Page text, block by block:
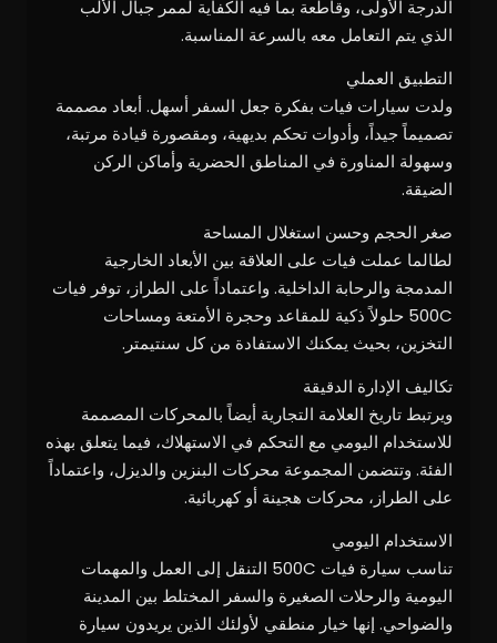
الدرجة الأولى، وقاطعة بما فيه الكفاية لممر جبال الألب
الذي يتم التعامل معه بالسرعة المناسبة.
التطبيق العملي
ولدت سيارات فيات بفكرة جعل السفر أسهل. أبعاد مصممة
تصميماً جيداً، وأدوات تحكم بديهية، ومقصورة قيادة مرتبة،
وسهولة المناورة في المناطق الحضرية وأماكن الركن
الضيقة.
صغر الحجم وحسن استغلال المساحة
لطالما عملت فيات على العلاقة بين الأبعاد الخارجية
المدمجة والرحابة الداخلية. واعتماداً على الطراز، توفر فيات
500C حلولاً ذكية للمقاعد وحجرة الأمتعة ومساحات
التخزين، بحيث يمكنك الاستفادة من كل سنتيمتر.
تكاليف الإدارة الدقيقة
ويرتبط تاريخ العلامة التجارية أيضاً بالمحركات المصممة
للاستخدام اليومي مع التحكم في الاستهلاك، فيما يتعلق بهذه
الفئة. وتتضمن المجموعة محركات البنزين والديزل، واعتماداً
على الطراز، محركات هجينة أو كهربائية.
الاستخدام اليومي
تناسب سيارة فيات 500C التنقل إلى العمل والمهمات
اليومية والرحلات الصغيرة والسفر المختلط بين المدينة
والضواحي. إنها خيار منطقي لأولئك الذين يريدون سيارة